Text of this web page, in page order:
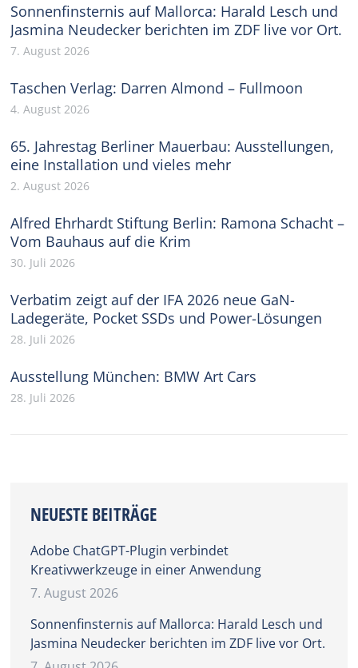
Sonnenfinsternis auf Mallorca: Harald Lesch und
Jasmina Neudecker berichten im ZDF live vor Ort.
7. August 2026
Taschen Verlag: Darren Almond – Fullmoon
4. August 2026
65. Jahrestag Berliner Mauerbau: Ausstellungen,
eine Installation und vieles mehr
2. August 2026
Alfred Ehrhardt Stiftung Berlin: Ramona Schacht –
Vom Bauhaus auf die Krim
30. Juli 2026
Verbatim zeigt auf der IFA 2026 neue GaN-
Ladegeräte, Pocket SSDs und Power-Lösungen
28. Juli 2026
Ausstellung München: BMW Art Cars
28. Juli 2026
NEUESTE BEITRÄGE
Adobe ChatGPT-Plugin verbindet
Kreativwerkzeuge in einer Anwendung
7. August 2026
Sonnenfinsternis auf Mallorca: Harald Lesch und
Jasmina Neudecker berichten im ZDF live vor Ort.